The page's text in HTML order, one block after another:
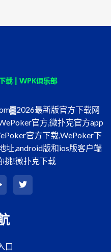
最新版官方下载网
官方,微扑克官方app
官方下载,WePoker下
址,android版和ios版客户端
挑!微扑克下载
口